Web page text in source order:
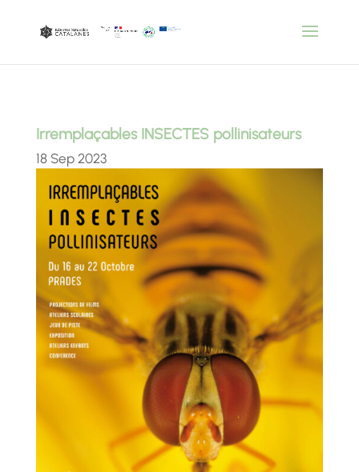
Irremplaçables INSECTES pollinisateurs
18 Sep 2023